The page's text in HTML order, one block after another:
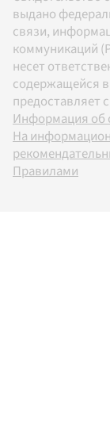
выдано
связи,
коммуникаций
несет
содержащейся
предоставляет
Информация об
На
Правилами